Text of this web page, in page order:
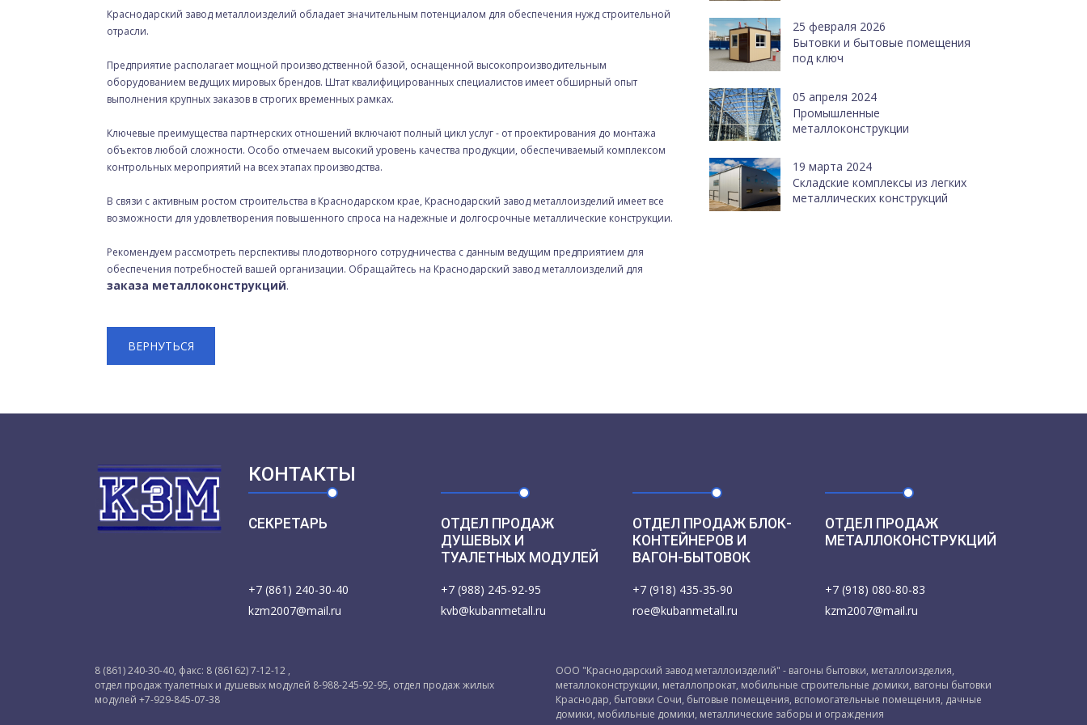
Краснодарский завод металлоизделий обладает значительным потенциалом для обеспечения нужд строительной
отрасли.
Предприятие располагает мощной производственной базой, оснащенной высокопроизводительным
оборудованием ведущих мировых брендов. Штат квалифицированных специалистов имеет обширный опыт
выполнения крупных заказов в строгих временных рамках.
Ключевые преимущества партнерских отношений включают полный цикл услуг - от проектирования до монтажа
объектов любой сложности. Особо отмечаем высокий уровень качества продукции, обеспечиваемый комплексом
контрольных мероприятий на всех этапах производства.
В связи с активным ростом строительства в Краснодарском крае, Краснодарский завод металлоизделий имеет все
возможности для удовлетворения повышенного спроса на надежные и долгосрочные металлические конструкции.
Рекомендуем рассмотреть перспективы плодотворного сотрудничества с данным ведущим предприятием для
обеспечения потребностей вашей организации. Обращайтесь на Краснодарский завод металлоизделий для
заказа металлоконструкций.
ВЕРНУТЬСЯ
25 февраля 2026
Бытовки и бытовые помещения
под ключ
05 апреля 2024
Промышленные
металлоконструкции
19 марта 2024
Cкладские комплексы из легких
металлических конструкций
КОНТАКТЫ
СЕКРЕТАРЬ
+7 (861) 240-30-40
kzm2007@mail.ru
ОТДЕЛ ПРОДАЖ
ДУШЕВЫХ И
ТУАЛЕТНЫХ МОДУЛЕЙ
+7 (988) 245-92-95
kvb@kubanmetall.ru
ОТДЕЛ ПРОДАЖ БЛОК-
КОНТЕЙНЕРОВ И
ВАГОН-БЫТОВОК
+7 (918) 435-35-90
roe@kubanmetall.ru
ОТДЕЛ ПРОДАЖ
МЕТАЛЛОКОНСТРУКЦИЙ
+7 (918) 080-80-83
kzm2007@mail.ru
8 (861) 240-30-40, факс: 8 (86162) 7-12-12 ,
отдел продаж туалетных и душевых модулей 8-988-245-92-95, отдел продаж жилых
модулей +7-929-845-07-38
ООО "Краснодарский завод металлоизделий" - вагоны бытовки, металлоизделия,
металлоконструкции, металлопрокат, мобильные строительные домики, вагоны бытовки
Краснодар, бытовки Сочи, бытовые помещения, вспомогательные помещения, дачные
домики, мобильные домики, металлические заборы и ограждения